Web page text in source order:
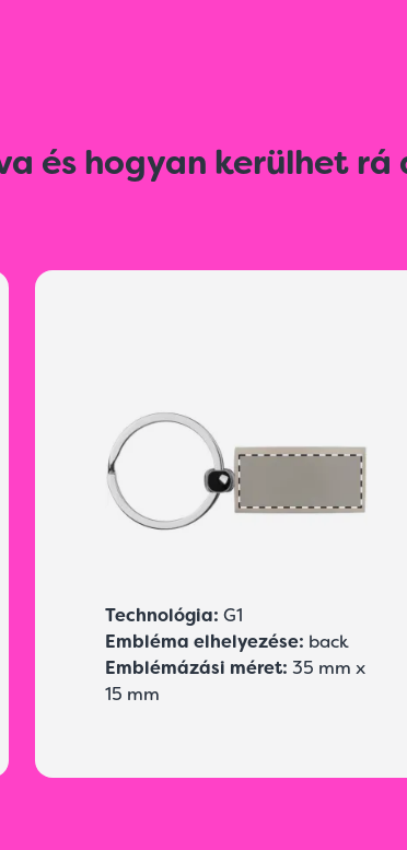
és hogyan kerülhet rá
Technológia: G1
Embléma elhelyezése: back
Emblémázási méret: 35 mm x
15 mm